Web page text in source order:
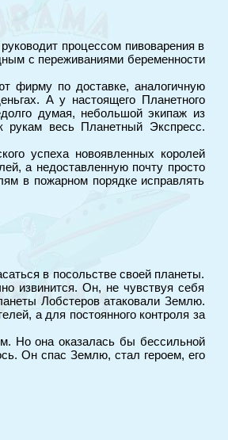
процессом пивоварения в
с переживаниями беременности
фирму по доставке, аналогичную
А у настоящего Планетного
думая, небольшой экипаж из
весь Планетный Экспресс.
успеха новоявленных королей
а недоставленную почту просто
в пожарном порядке исправлять
в посольстве своей планеты.
извинится. Он, не чувствуя себя
Лобстеров атаковали Землю.
а для постоянного контроля за
Но она оказалась бы бессильной
Он спас Землю, стал героем, его